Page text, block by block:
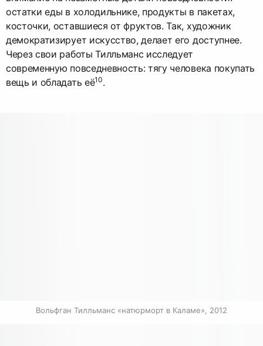
остатки еды в холодильнике, продукты в пакетах,
косточки, оставшиеся от фруктов. Так, художник
демократизирует искусство, делает его доступнее.
Через свои работы Тилльманс исследует
современную повседневность: тягу человека покупать
вещь и обладать её10.
Вольфган Тилльманс «натюрморт в Каламе», 2012